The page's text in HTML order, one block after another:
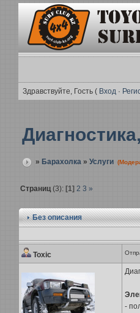
Здравствуйте, Гость ( Вход·
» Барахолка» Услуги
Страниц(3): [1] 2 3 »
Без описания
Toxic
-